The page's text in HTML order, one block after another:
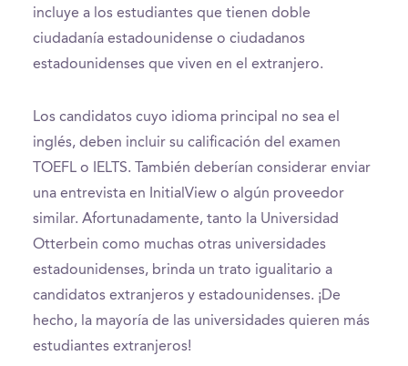
incluye a los estudiantes que tienen doble
ciudadanía estadounidense o ciudadanos
estadounidenses que viven en el extranjero.
Los candidatos cuyo idioma principal no sea el
inglés, deben incluir su calificación del examen
TOEFL o IELTS. También deberían considerar enviar
una entrevista en InitialView o algún proveedor
similar. Afortunadamente, tanto la Universidad
Otterbein como muchas otras universidades
estadounidenses, brinda un trato igualitario a
candidatos extranjeros y estadounidenses. ¡De
hecho, la mayoría de las universidades quieren más
estudiantes extranjeros!